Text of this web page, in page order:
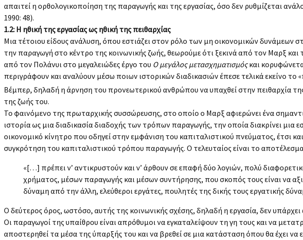
απαιτεί η ορθολογικοποίηση της παραγωγής και της εργασίας, όσο δεν ρυθμίζεται
1990: 48).
1.2: Η ηθική της εργασίας ως ηθική της πειθαρχίας
Μια τέτοιου είδους ανάλυση, όπου εστιάζει στον ρόλο των μη οικονομικών δυνάμεων
την παραγωγή στο κέντρο της κοινωνικής ζωής, θεωρούμε ότι ξεκινά από τον Μαρξ
από τον Πολάνυι στο μεγαλειώδες έργο του Ο μεγάλος μετασχηματισμόςκαι
περιγράφουν και αναλύουν μέσω ποιων ιστορικών διαδικασιών έπεσε τελικά εκείνο
Βέμπερ, δηλαδή η άρνηση του προνεωτερικού ανθρώπου να υπαχθεί στην πειθαρχία
της ζωής του.
Το φαινόμενο της πρωταρχικής συσσώρευσης, στο οποίο ο Μαρξ αφιερώνει ένα
ιστορία ως μια διαδικασία διαδοχής των τρόπων παραγωγής, την οποία διακρίνει μια
οικονομικό κίνητρο που οδηγεί στην εμφάνιση του καπιταλιστικού πνεύματος, έτσι
συγκρότηση του καπιταλιστικού τρόπου παραγωγής. Ο τελευταίος είναι το
«[…] πρέπει ν’ αντικρυστούν και ν’ άρθουν σε επαφή δύο λογιών, πολύ
χρήματος, μέσων παραγωγής και μέσων συντήρησης, που σκοπός τους είναι να
δύναμη από την άλλη, ελεύθεροι εργάτες, πουλητές της δικής τους εργατικής
Ο δεύτερος όρος, ωστόσο, αυτής της κοινωνικής σχέσης, δηλαδή η εργασία, δεν
Οι παραγωγοί της υπαίθρου είναι απρόθυμοι να εγκαταλείψουν τη γη τους και να
αποστερηθεί τα μέσα της ύπαρξής του και να βρεθεί σε μια κατάσταση όπου θα έχει